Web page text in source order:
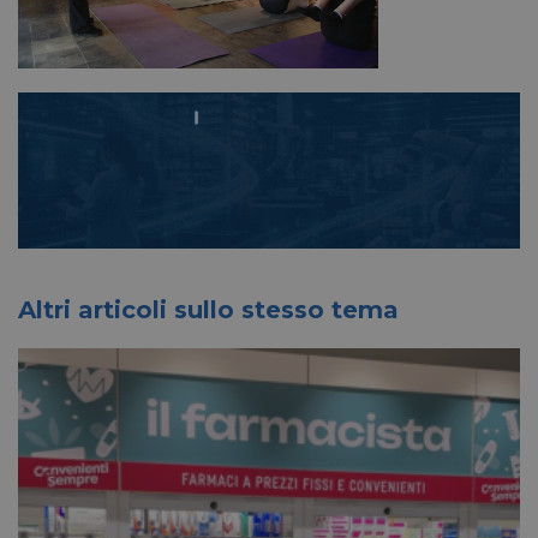
Altri articoli sullo stesso tema